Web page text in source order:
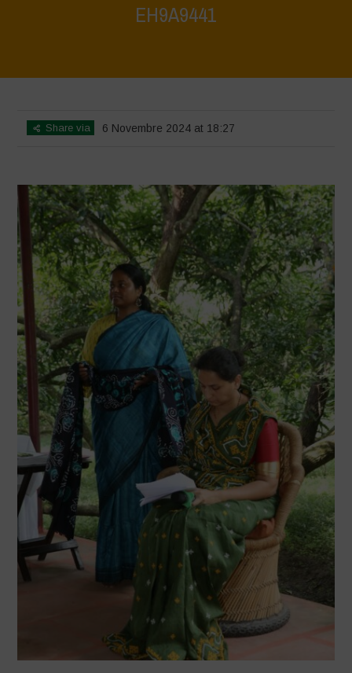
EH9A9441
Share via 6 Novembre 2024 at 18:27